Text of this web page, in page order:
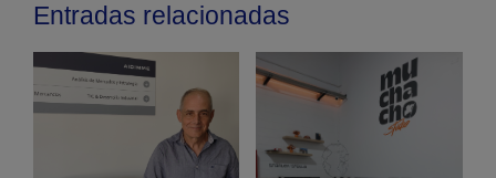
Entradas relacionadas